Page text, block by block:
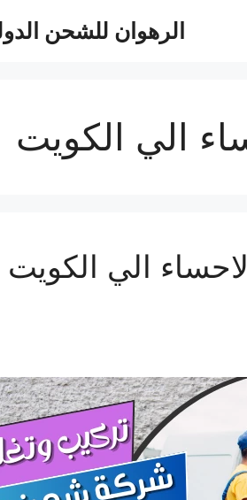
الرهوان للشحن الدولي -
الي الكويت
الي الكويت